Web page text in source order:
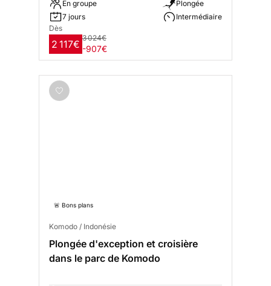
En groupe
7 jours
Plongée
Intermédiaire
Dès
2 117€
3 024€
-907€
🚨 Bons plans
Komodo / Indonésie
Plongée d'exception et croisière
dans le parc de Komodo